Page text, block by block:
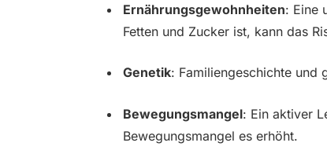
Ernährungsgewohnheiten: Eine
Fetten und Zucker ist, kann das
Genetik: Familiengeschichte und
Bewegungsmangel: Ein aktiver
Bewegungsmangel es erhöht.